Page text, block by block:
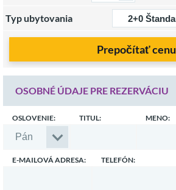
Typ ubytovania
Prepočítať cenu
OSOBNÉ ÚDAJE PRE REZERVÁCIU
OSLOVENIE: TITUL: MENO:
E-MAILOVÁ ADRESA: TELEFÓN: